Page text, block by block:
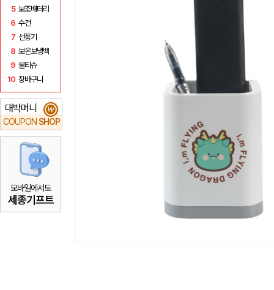
5 보조배터리
6 수건
7 선풍기
8 보온보냉백
9 물티슈
10 장바구니
대박머니
COUPON SHOP
₩
모바일에서도
세종기프트